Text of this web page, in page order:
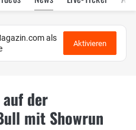
als
Aktivieren
der
mit Showrun